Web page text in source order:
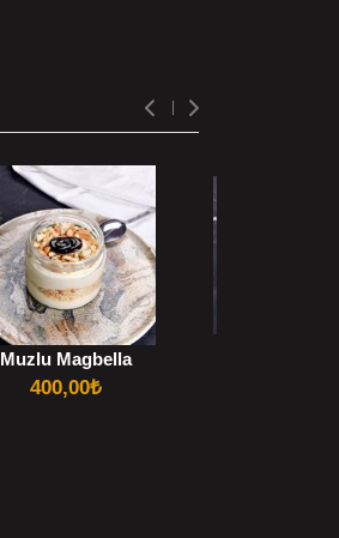
Muzlu Magbella
400,00₺